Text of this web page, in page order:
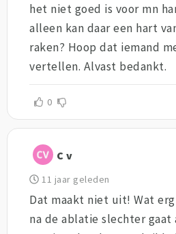
het niet goed is voor mn
alleen kan daar een hart
raken? Hoop dat iemand
vertellen. Alvast bedankt.
0
C v
11 jaar geleden
Dat maakt niet uit! Wat
na de ablatie slechter gaat